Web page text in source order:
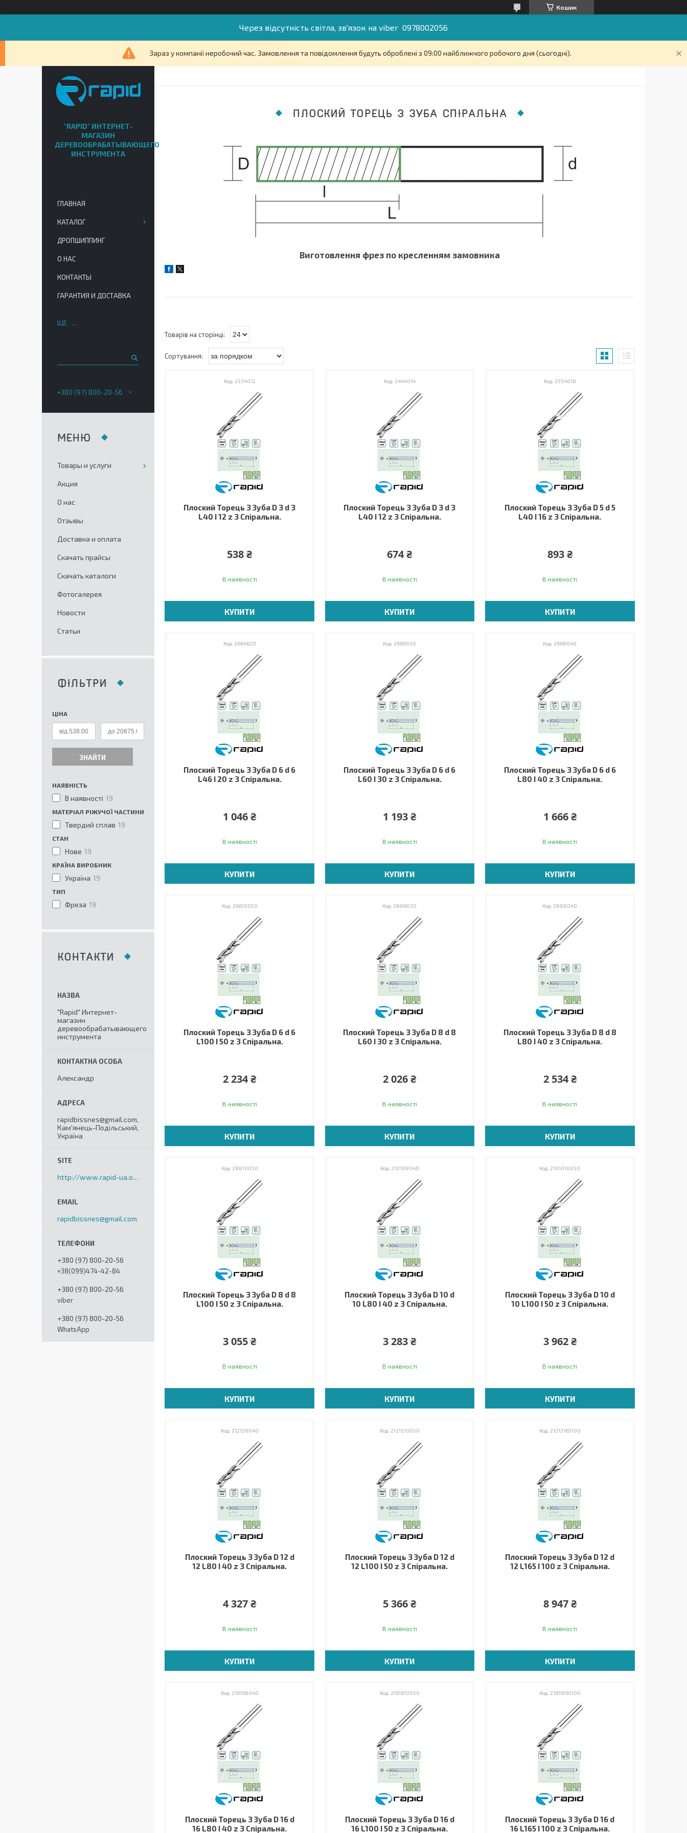
Кошик
Через відсутність світла, зв'язок на viber 0978002056
Зараз у компанії неробочий час. Замовлення та повідомлення будуть оброблені з 09:00 найближчого робочого дня (сьогодні).
ПЛОСКИЙ ТОРЕЦЬ 3 ЗУБА СПІРАЛЬНА
Виготовлення фрез по кресленням замовника
2334012
Плоский Торець 3 Зуба D 3 d 3
L40 I 12 z 3 Спіральна.
538 ₴
В наявності
КУПИТИ
2444014
Плоский Торець 3 Зуба D 3 d 3
L40 I 12 z 3 Спіральна.
674 ₴
В наявності
КУПИТИ
2554016
Плоский Торець 3 Зуба D 5 d 5
L40 I 16 z 3 Спіральна.
893 ₴
В наявності
КУПИТИ
2664620
Плоский Торець 3 Зуба D 6 d 6
L46 I 20 z 3 Спіральна.
1 046 ₴
В наявності
КУПИТИ
2666030
Плоский Торець 3 Зуба D 6 d 6
L60 I 30 z 3 Спіральна.
1 193 ₴
В наявності
КУПИТИ
2668040
Плоский Торець 3 Зуба D 6 d 6
L80 I 40 z 3 Спіральна.
1 666 ₴
В наявності
КУПИТИ
26610050
Плоский Торець 3 Зуба D 6 d 6
L100 I 50 z 3 Спіральна.
2 234 ₴
В наявності
КУПИТИ
2886030
Плоский Торець 3 Зуба D 8 d 8
L60 I 30 z 3 Спіральна.
2 026 ₴
В наявності
КУПИТИ
2888040
Плоский Торець 3 Зуба D 8 d 8
L80 I 40 z 3 Спіральна.
2 534 ₴
В наявності
КУПИТИ
28810050
Плоский Торець 3 Зуба D 8 d 8
L100 I 50 z 3 Спіральна.
3 055 ₴
В наявності
КУПИТИ
210108040
Плоский Торець 3 Зуба D 10 d
10 L80 I 40 z 3 Спіральна.
3 283 ₴
В наявності
КУПИТИ
2101010050
Плоский Торець 3 Зуба D 10 d
10 L100 I 50 z 3 Спіральна.
3 962 ₴
В наявності
КУПИТИ
212128040
Плоский Торець 3 Зуба D 12 d
12 L80 I 40 z 3 Спіральна.
4 327 ₴
В наявності
КУПИТИ
2121210050
Плоский Торець 3 Зуба D 12 d
12 L100 I 50 z 3 Спіральна.
5 366 ₴
В наявності
КУПИТИ
21212165100
Плоский Торець 3 Зуба D 12 d
12 L165 I 100 z 3 Спіральна.
8 947 ₴
В наявності
КУПИТИ
216168040
Плоский Торець 3 Зуба D 16 d
16 L80 I 40 z 3 Спіральна.
2161610050
Плоский Торець 3 Зуба D 16 d
16 L100 I 50 z 3 Спіральна.
21616165100
Плоский Торець 3 Зуба D 16 d
16 L165 I 100 z 3 Спіральна.
"RAPID" ИНТЕРНЕТ-
МАГАЗИН
ДЕРЕВООБРАБАТЫВАЮЩЕГО
ИНСТРУМЕНТА
ГЛАВНАЯ
КАТАЛОГ
ДРОПШИППИНГ
О НАС
КОНТАКТЫ
ГАРАНТИЯ И ДОСТАВКА
ЩЕ
+380 (97) 800-20-56
Товары и услуги
Акция
О нас
Отзывы
Доставка и оплата
Скачать прайсы
Скачать каталоги
Фотогалерея
Новости
Статьи
ФІЛЬТРИ
ЦІНА
ЗНАЙТИ
НАЯВНІСТЬ
В наявності 19
МАТЕРІАЛ РІЖУЧОЇ ЧАСТИНИ
Твердий сплав 19
СТАН
Нове 19
КРАЇНА ВИРОБНИК
Україна 19
ТИП
Фреза 19
КОНТАКТИ
"Rapid" Интернет-
магазин
деревообрабатывающего
инструмента
Александр
rapidbissnes@gmail.com,
Кам'янець-Подільський,
Україна
http://www.rapid-ua.org
rapidbissnes@gmail.com
+380 (97) 800-20-56
+38(099)474-42-84
+380 (97) 800-20-56
viber
+380 (97) 800-20-56
WhatsApp